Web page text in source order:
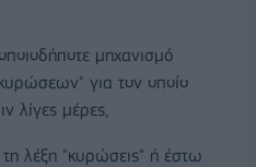
μηχανισμό
για τον οποίο
λίγες μέρες,
λέξη "κυρώσεις" ή έστω